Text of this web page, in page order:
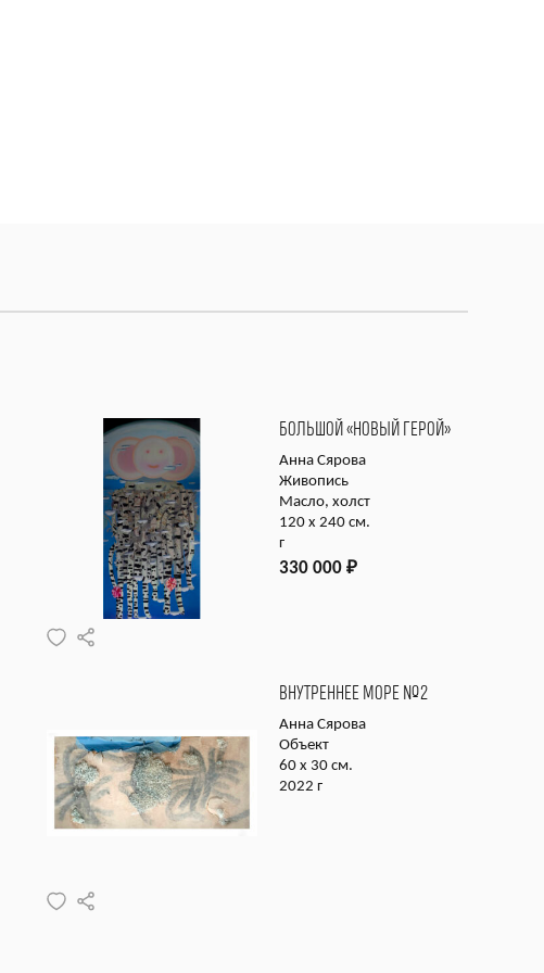
БОЛЬШОЙ «НОВЫЙ ГЕРОЙ»
Анна Сярова
Живопись
Масло, холст
120 х 240 см.
г
330 000 ₽
ВНУТРЕННЕЕ МОРЕ №2
Анна Сярова
Объект
60 х 30 см.
2022 г